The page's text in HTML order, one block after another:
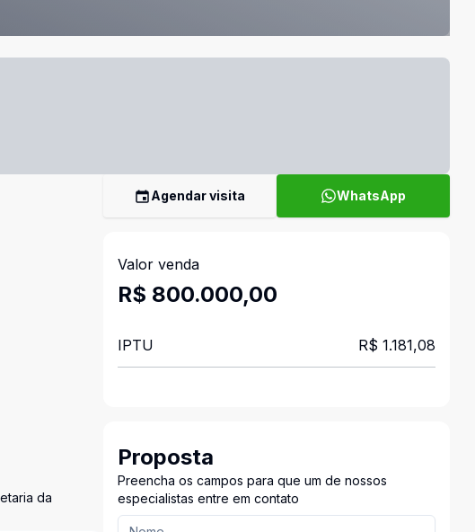
da
Agendar visita WhatsApp
Valor venda
R$ 800.000,00
IPTU R$ 1.181,08
Proposta
Preencha os campos para que um de nossos
especialistas entre em contato